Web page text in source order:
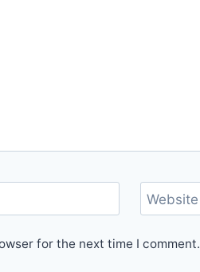
Website
for the next time I comment.